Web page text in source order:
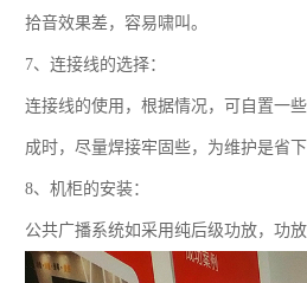
拾音效果差，容易啸叫。
7、连接线的选择：
连接线的使用，根据情况，可自置一
成时，尽量焊接牢固些，为维护是省下
8、机柜的安装：
公共广播系统如采用纯后级功放，功